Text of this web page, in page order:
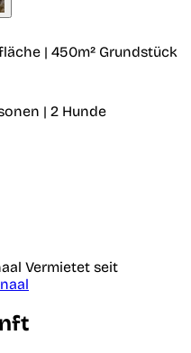
| 450m² Grundstück
| 2 Hunde
Vermietet seit